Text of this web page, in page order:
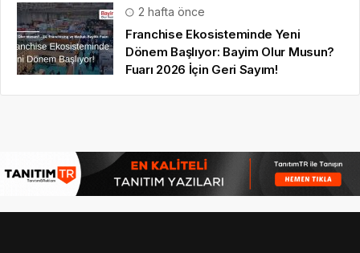
2 hafta önce
Franchise Ekosisteminde Yeni
Dönem Başlıyor: Bayim Olur Musun?
Fuarı 2026 İçin Geri Sayım!